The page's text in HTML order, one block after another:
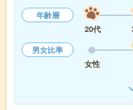
年齢層
20代
男女比率
女性